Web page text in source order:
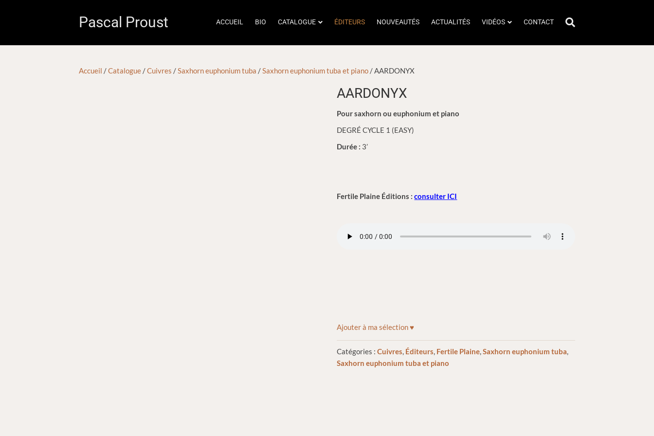
Pascal Proust ACCUEIL BIO CATALOGUE ÉDITEURS NOUVEAUTÉS ACTUALITÉS VIDÉOS CONTACT
Accueil /Catalogue /Cuivres /Saxhorn euphonium tuba /Saxhorn euphonium tuba et piano / AARDONYX
AARDONYX
Pour saxhorn ou euphonium et piano
DEGRÉ CYCLE 1 (EASY)
Durée : 3’
Fertile Plaine Éditions : consulter ICI
Ajouter à ma sélection ♥
Catégories :Cuivres, Éditeurs, Fertile Plaine,Saxhorn euphonium tuba,
Saxhorn euphonium tuba et piano